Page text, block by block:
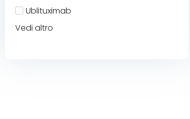
Ublituximab
Vedi altro